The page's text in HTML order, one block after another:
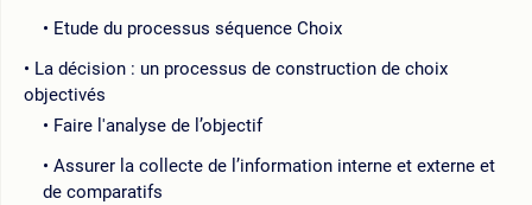
Etude du processus séquence Choix
La décision : un processus de construction de choix
objectivés
Faire l'analyse de l’objectif
Assurer la collecte de l’information interne et externe et
de comparatifs